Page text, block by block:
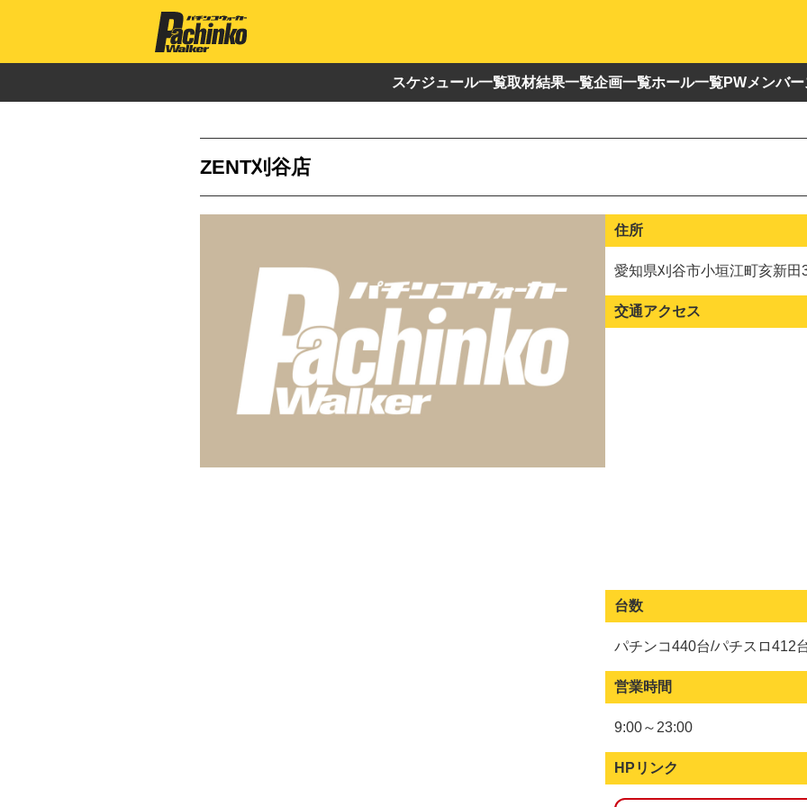
スケジュール一覧取材結果一覧企画一覧ホール一覧PWメンバ
ZENT刈谷店
住所
愛知県刈谷市小垣江町亥新田
交通アクセス
台数
パチンコ440台/パチスロ412
営業時間
9:00～23:00
HPリンク